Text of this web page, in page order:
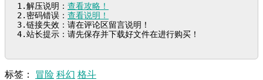
1.解压说明： 查看攻略！
2.密码错误： 查看说明！
3.链接失效：请在评论区留言说明！
4.站长提示：请先保存并下载好文件在进行购买！
标签： 冒险 科幻 格斗